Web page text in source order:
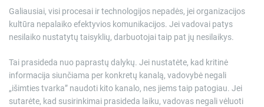
Galiausiai, visi procesai ir technologijos nepadės, jei organizacijos
kultūra nepalaiko efektyvios komunikacijos. Jei vadovai patys
nesilaiko nustatytų taisyklių, darbuotojai taip pat jų nesilaikys.
Tai prasideda nuo paprastų dalykų. Jei nustatėte, kad kritinė
informacija siunčiama per konkretų kanalą, vadovybė negali
„išimties tvarka” naudoti kito kanalo, nes jiems taip patogiau. Jei
sutarėte, kad susirinkimai prasideda laiku, vadovas negali vėluoti